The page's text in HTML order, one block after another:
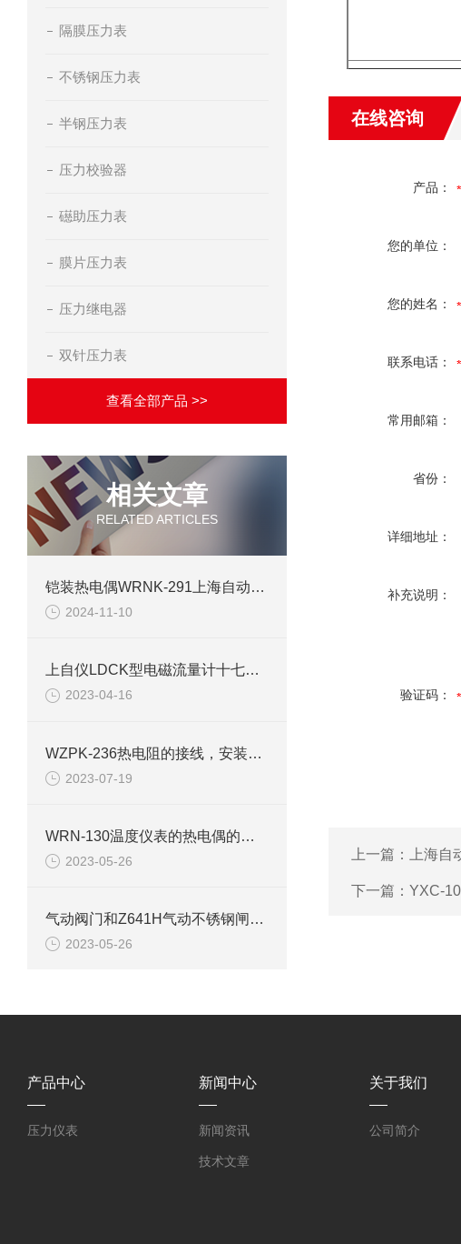
隔膜压力表
不锈钢压力表
半钢压力表
压力校验器
礠助压力表
膜片压力表
压力继电器
双针压力表
查看全部产品 >>
相关文章
RELATED ARTICLES
铠装热电偶WRNK-291上海自动化仪表三厂
2024-11-10
上自仪LDCK型电磁流量计十七项不可替代优势及卖点
2023-04-16
WZPK-236热电阻的接线，安装及测量
2023-07-19
WRN-130温度仪表的热电偶的含义
2023-05-26
气动阀门和Z641H气动不锈钢闸阀的定义
2023-05-26
耐蚀抗振型
隔离式普通型
隔离式抗振型
在线咨询
产品：
您的单位：
您的姓名：
联系电话：
常用邮箱：
省份：
详细地址：
补充说明：
验证码：
上一篇： 上海
下一篇： YXC-
产品中心
压力仪表
新闻中心
新闻资讯
技术文章
关于我们
公司简介